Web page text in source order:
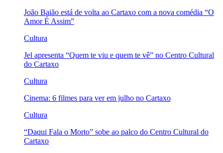
João Baião está de volta ao Cartaxo com a nova comédia “O
Amor É Assim”
Cultura
Jel apresenta “Quem te viu e quem te vê” no Centro Cultural
do Cartaxo
Cultura
Cinema: 6 filmes para ver em julho no Cartaxo
Cultura
“Daqui Fala o Morto” sobe ao palco do Centro Cultural do
Cartaxo